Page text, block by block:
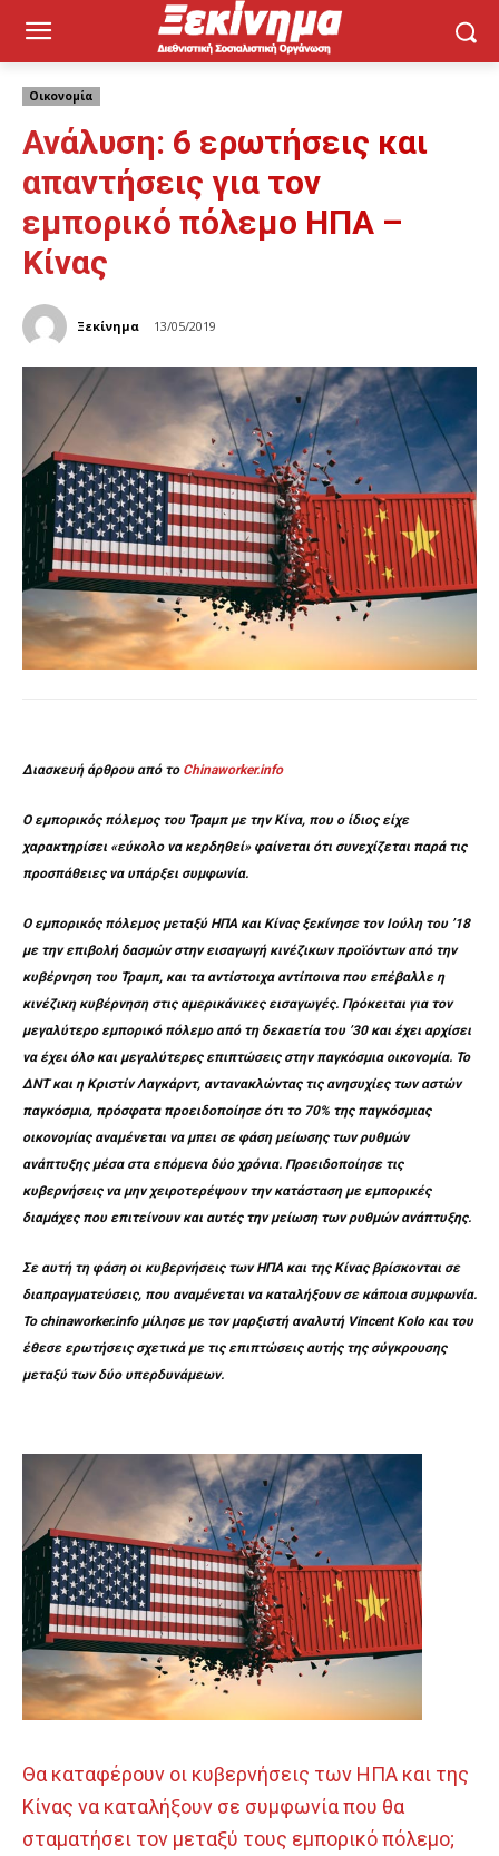
Οικονομία
Ανάλυση: 6 ερωτήσεις και
απαντήσεις για τον
εμπορικό πόλεμο ΗΠΑ –
Κίνας
Ξεκίνημα 13/05/2019
Διασκευή άρθρου από το Chinaworker.info
Ο εμπορικός πόλεμος του Τραμπ με την Κίνα, που ο ίδιος είχε
χαρακτηρίσει «εύκολο να κερδηθεί» φαίνεται ότι συνεχίζεται παρά τις
προσπάθειες να υπάρξει συμφωνία.
Ο εμπορικός πόλεμος μεταξύ ΗΠΑ και Κίνας ξεκίνησε τον Ιούλη του ’18
με την επιβολή δασμών στην εισαγωγή κινέζικων προϊόντων από την
κυβέρνηση του Τραμπ, και τα αντίστοιχα αντίποινα που επέβαλλε η
κινέζικη κυβέρνηση στις αμερικάνικες εισαγωγές. Πρόκειται για τον
μεγαλύτερο εμπορικό πόλεμο από τη δεκαετία του ’30 και έχει αρχίσει
να έχει όλο και μεγαλύτερες επιπτώσεις στην παγκόσμια οικονομία. Το
ΔΝΤ και η Κριστίν Λαγκάρντ, αντανακλώντας τις ανησυχίες των αστών
παγκόσμια, πρόσφατα προειδοποίησε ότι το 70% της παγκόσμιας
οικονομίας αναμένεται να μπει σε φάση μείωσης των ρυθμών
ανάπτυξης μέσα στα επόμενα δύο χρόνια. Προειδοποίησε τις
κυβερνήσεις να μην χειροτερέψουν την κατάσταση με εμπορικές
διαμάχες που επιτείνουν και αυτές την μείωση των ρυθμών ανάπτυξης.
Σε αυτή τη φάση οι κυβερνήσεις των ΗΠΑ και της Κίνας βρίσκονται σε
διαπραγματεύσεις, που αναμένεται να καταλήξουν σε κάποια συμφωνία.
Το chinaworker.info μίλησε με τον μαρξιστή αναλυτή Vincent Kolo και του
έθεσε ερωτήσεις σχετικά με τις επιπτώσεις αυτής της σύγκρουσης
μεταξύ των δύο υπερδυνάμεων.
Θα καταφέρουν οι κυβερνήσεις των ΗΠΑ και της
Κίνας να καταλήξουν σε συμφωνία που θα
σταματήσει τον μεταξύ τους εμπορικό πόλεμο;